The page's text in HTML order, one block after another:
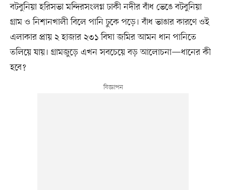
বটবুনিয়া হরিসভা মন্দিরসংলগ্ন ঢাকী নদীর বাঁধ ভেঙে বটবুনিয়া
গ্রাম ও নিশানখালী বিলে পানি ঢুকে পড়ে। বাঁধ ভাঙার কারণে ওই
এলাকার প্রায় ২ হাজার ২৩১ বিঘা জমির আমন ধান পানিতে
তলিয়ে যায়। গ্রামজুড়ে এখন সবচেয়ে বড় আলোচনা—ধানের কী
হবে?